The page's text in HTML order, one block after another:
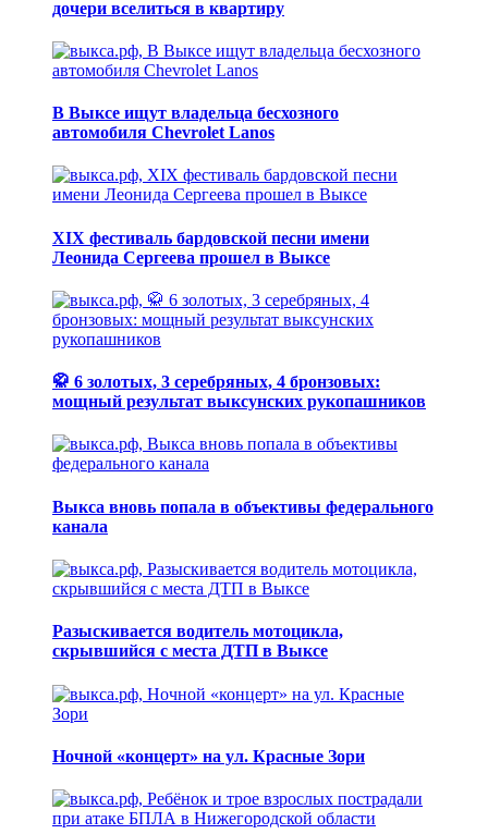
дочери вселиться в квартиру
В Выксе ищут владельца бесхозного
автомобиля Chevrolet Lanos
XIX фестиваль бардовской песни имени
Леонида Сергеева прошел в Выксе
🥋 6 золотых, 3 серебряных, 4 бронзовых:
мощный результат выксунских рукопашников
Выкса вновь попала в объективы федерального
канала
Разыскивается водитель мотоцикла,
скрывшийся с места ДТП в Выксе
Ночной «концерт» на ул. Красные Зори